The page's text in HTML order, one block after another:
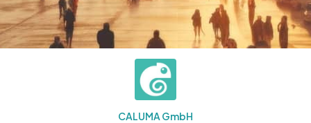
CALUMA GmbH